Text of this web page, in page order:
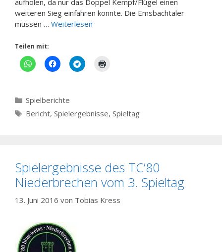
weiteren Sieg einfahren konnte. Die Emsbachtaler
müssen … Weiterlesen
Teilen mit:
Kategorien
Spielberichte
Schlagwörter
Bericht, Spielergebnisse, Spieltag
Spielergebnisse des TC’80
Niederbrechen vom 3. Spieltag
13. Juni 2016 von Tobias Kress